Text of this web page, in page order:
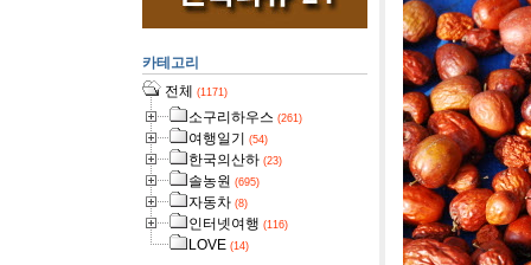
카테고리
전체 (1171)
소구리하우스 (261)
여행일기 (54)
한국의산하 (23)
솔농원 (695)
자동차 (8)
인터넷여행 (116)
LOVE (14)